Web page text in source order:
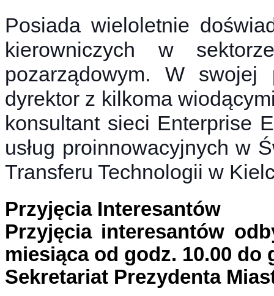
Posiada wieloletnie
kierowniczych w
pozarządowym. W
dyrektor z kilkoma
konsultant sieci Enterprise
usług proinnowacyjnych w
Transferu Technologii w
Przyjęcia Interesantów
Przyjęcia interesantów
miesiąca od godz. 10.00 do
Sekretariat Prezydenta